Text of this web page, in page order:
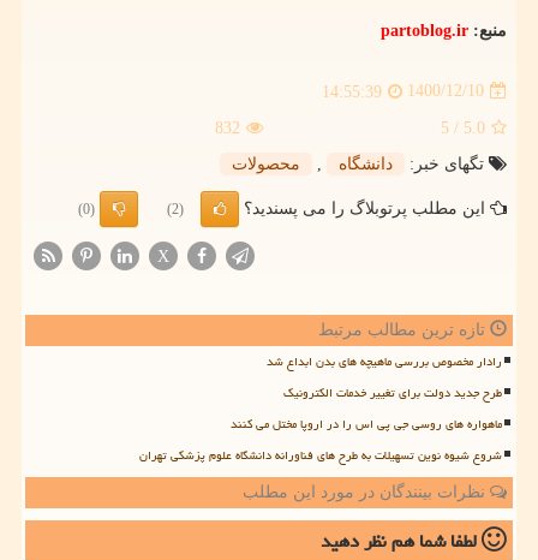
منبع: partoblog.ir
1400/12/10
14:55:39
5.0
/ 5
832
تگهای خبر:
دانشگاه محصولات
این مطلب پرتوبلاگ را می پسندید؟ (2)
(0)
X
تازه ترین مطالب مرتبط
رادار مخصوص بررسی ماهیچه های بدن ابداع شد
طرح جدید دولت برای تغییر خدمات الکترونیک
ماهواره های روسی جی پی اس را در اروپا مختل می کنند
شروع شیوه نوین تسهیلات به طرح های فناورانه دانشگاه علوم پزشکی تهران
نظرات بینندگان در مورد این مطلب
لطفا شما همنظر دهید